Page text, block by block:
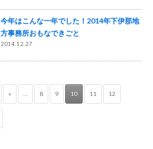
今年はこんな一年でした！2014年下伊那地
方事務所おもなできごと
2014.12.27
« ... 8 9 10 11 12